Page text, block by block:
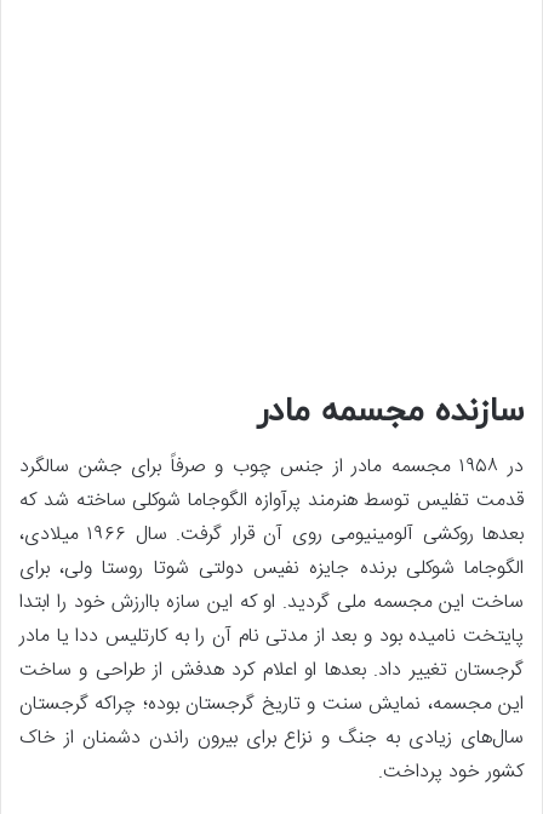
سازنده مجسمه مادر
در ۱۹۵۸ مجسمه مادر از جنس چوب و صرفاً برای جشن سالگرد
قدمت تفلیس توسط هنرمند پرآوازه الگوجاما شوکلی ساخته شد که
بعدها روکشی آلومینیومی روی آن قرار گرفت. سال ۱۹۶۶ میلادی،
الگوجاما شوکلی برنده جایزه نفیس دولتی شوتا روستا ولی، برای
ساخت این مجسمه ملی گردید. او که این سازه باارزش خود را ابتدا
پایتخت نامیده بود و بعد از مدتی نام آن را به کارتلیس ددا یا مادر
گرجستان تغییر داد. بعدها او اعلام کرد هدفش از طراحی و ساخت
این مجسمه، نمایش سنت و تاریخ گرجستان بوده؛ چراکه گرجستان
سال‌های زیادی به جنگ و نزاع برای بیرون راندن دشمنان از خاک
کشور خود پرداخت.